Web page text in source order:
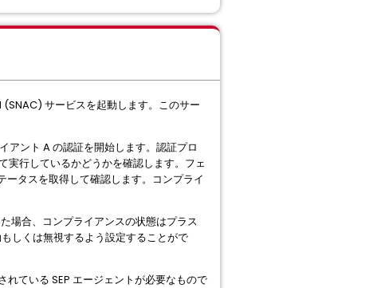
サービスを起動します。このサー
アント A の認証を開始します。認証プロ
実行しているかどうかを確認します。フェ
ータスを取得して確認します。コンプライ
場合、コンプライアンスの状態はプラス
しくは無視するよう設定することがで
れている SEP エージェントが必要なもので